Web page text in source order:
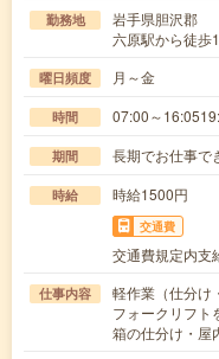
勤務地
岩手県胆沢郡
六原駅から徒歩
曜日頻度 月～金
時間 07:00～
期間 長期でお仕事で
時給 時給1500円
交通費
交通費規定内支
仕事内容
軽作業（仕分け
フォークリフト
箱の仕分け・屋